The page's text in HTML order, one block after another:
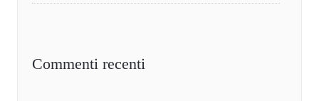
Commenti recenti